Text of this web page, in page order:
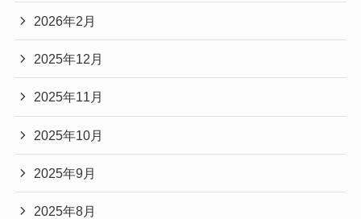
2026年2月
2025年12月
2025年11月
2025年10月
2025年9月
2025年8月